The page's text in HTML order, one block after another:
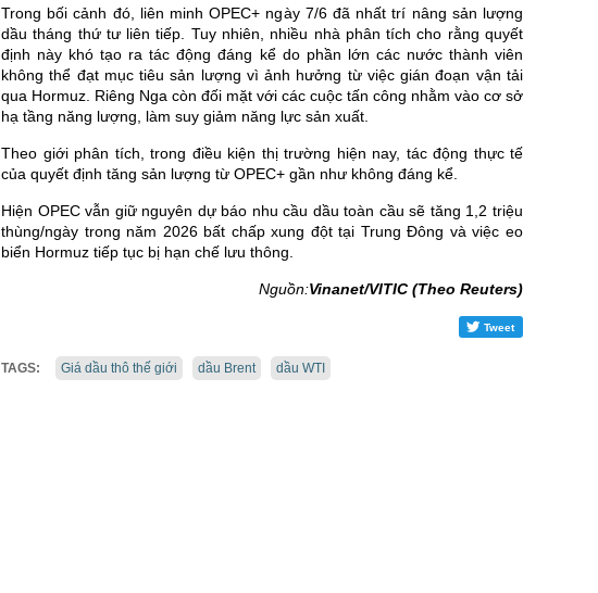
Trong bối cảnh đó, liên minh OPEC+ ngày 7/6 đã nhất trí nâng sản lượng
dầu tháng thứ tư liên tiếp. Tuy nhiên, nhiều nhà phân tích cho rằng quyết
định này khó tạo ra tác động đáng kể do phần lớn các nước thành viên
không thể đạt mục tiêu sản lượng vì ảnh hưởng từ việc gián đoạn vận tải
qua Hormuz. Riêng Nga còn đối mặt với các cuộc tấn công nhằm vào cơ sở
hạ tầng năng lượng, làm suy giảm năng lực sản xuất.
Theo giới phân tích, trong điều kiện thị trường hiện nay, tác động thực tế
của quyết định tăng sản lượng từ OPEC+ gần như không đáng kể.
Hiện OPEC vẫn giữ nguyên dự báo nhu cầu dầu toàn cầu sẽ tăng 1,2 triệu
thùng/ngày trong năm 2026 bất chấp xung đột tại Trung Đông và việc eo
biển Hormuz tiếp tục bị hạn chế lưu thông.
Nguồn:Vinanet/VITIC (Theo Reuters)
Tweet
TAGS: Giá dầu thô thế giới dầu Brent dầu WTI